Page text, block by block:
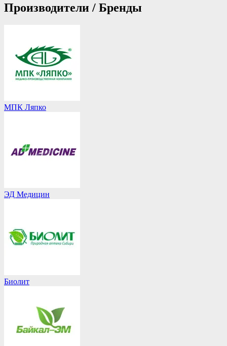
Производители / Бренды
МПК Ляпко
ЭД Медицин
Биолит